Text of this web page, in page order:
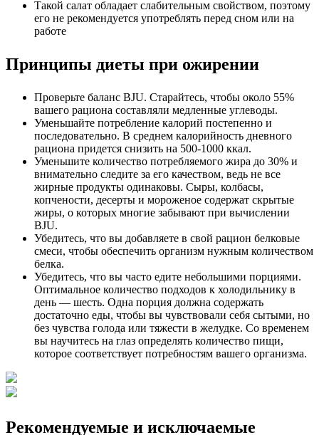
Такой салат обладает слабительным свойством, поэтому
его не рекомендуется употреблять перед сном или на
работе
Принципы диеты при ожирении
Проверьте баланс BJU. Старайтесь, чтобы около 55%
вашего рациона составляли медленные углеводы.
Уменьшайте потребление калорий постепенно и
последовательно. В среднем калорийность дневного
рациона придется снизить на 500-1000 ккал.
Уменьшите количество потребляемого жира до 30% и
внимательно следите за его качеством, ведь не все
жирные продукты одинаковы. Сыры, колбасы,
копчености, десерты и мороженое содержат скрытые
жиры, о которых многие забывают при вычислении
BJU.
Убедитесь, что вы добавляете в свой рацион белковые
смеси, чтобы обеспечить организм нужным количеством
белка.
Убедитесь, что вы часто едите небольшими порциями.
Оптимальное количество подходов к холодильнику в
день — шесть. Одна порция должна содержать
достаточно еды, чтобы вы чувствовали себя сытыми, но
без чувства голода или тяжести в желудке. Со временем
вы научитесь на глаз определять количество пищи,
которое соответствует потребностям вашего организма.
Рекомендуемые и исключаемые